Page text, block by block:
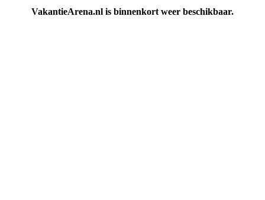
VakantieArena.nl is binnenkort weer beschikbaar.